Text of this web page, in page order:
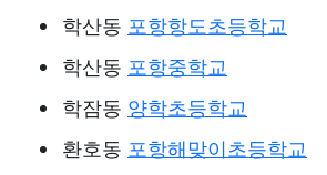
학산동 포항항도초등학교
학산동 포항중학교
학잠동 양학초등학교
환호동 포항해맞이초등학교